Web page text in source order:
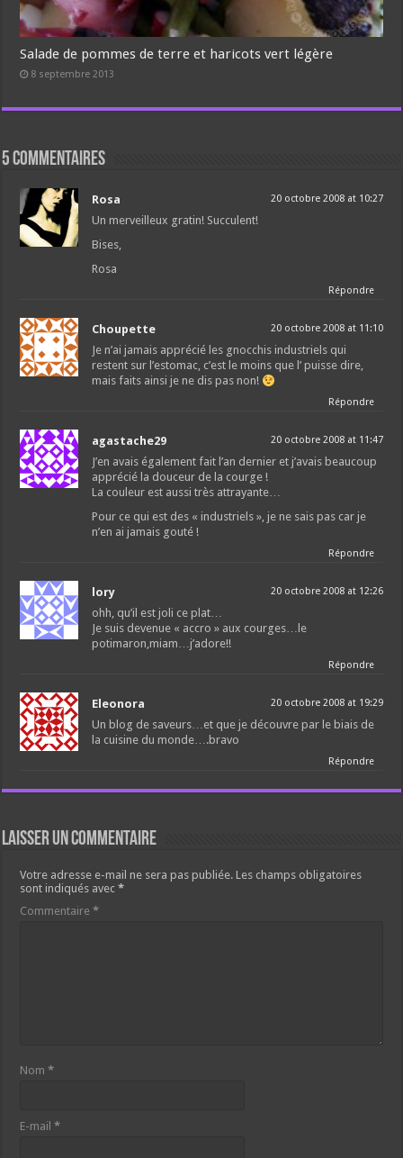
Salade de pommes de terre et haricots vert légère
8 septembre 2013
5 commentaires
Rosa 20 octobre 2008 at 10:27
Un merveilleux gratin! Succulent!
Bises,
Rosa
Répondre
Choupette 20 octobre 2008 at 11:10
Je n’ai jamais apprécié les gnocchis industriels qui
restent sur l’estomac, c’est le moins que l’ puisse dire,
mais faits ainsi je ne dis pas non!
Répondre
agastache29 20 octobre 2008 at 11:47
J’en avais également fait l’an dernier et j’avais beaucoup
apprécié la douceur de la courge !
La couleur est aussi très attrayante…
Pour ce qui est des « industriels », je ne sais pas car je
n’en ai jamais gouté !
Répondre
lory 20 octobre 2008 at 12:26
ohh, qu’il est joli ce plat…
Je suis devenue « accro » aux courges…le
potimaron,miam…j’adore!!
Répondre
Eleonora 20 octobre 2008 at 19:29
Un blog de saveurs…et que je découvre par le biais de
la cuisine du monde….bravo
Répondre
Laisser un commentaire
Votre adresse e-mail ne sera pas publiée. Les champs obligatoires
sont indiqués avec*
Commentaire*
Nom*
E-mail*